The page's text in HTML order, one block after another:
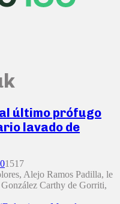
último prófugo
lavado de
01517
Alejo Ramos Padilla, le
Carthy de Gorriti,